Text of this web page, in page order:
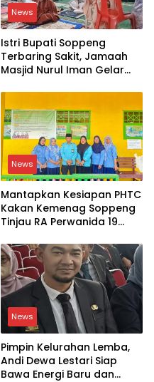
News
Istri Bupati Soppeng
Terbaring Sakit, Jamaah
Masjid Nurul Iman Gelar
News
Mantapkan Kesiapan PHTC
Kakan Kemenag Soppeng
Tinjau RA Perwanida 19
News
Pimpin Kelurahan Lemba,
Andi Dewa Lestari Siap
Bawa Energi Baru dan